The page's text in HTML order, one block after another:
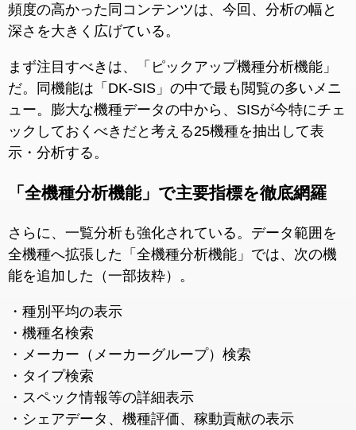
頻度の高かった同コンテンツは、今回、分析の幅と
深さを大きく広げている。
まず注目すべきは、「ピックアップ機種分析機能」
だ。同機能は「DK-SIS」の中で最も閲覧の多いメニ
ュー。膨大な機種データの中から、SISが今特にチェ
ックしておくべきだと考える25機種を抽出して表
示・分析する。
「全機種分析機能」で主要指標を徹底網羅
さらに、一覧分析も強化されている。データ範囲を
全機種へ拡張した「全機種分析機能」では、次の機
能を追加した（一部抜粋）。
・種別平均の表示
・機種名検索
・メーカー（メーカーグループ）検索
・タイプ検索
・スペック情報等の詳細表示
・シェアデータ、機種評価、稼動貢献の表示